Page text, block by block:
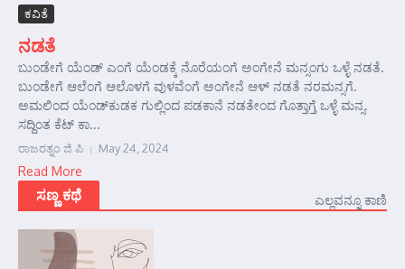
ಕವಿತೆ
ನಡತೆ
ಬುಂಡೇಗೆ ಯೆಂಡ್ ಎಂಗೆ ಯೆಂಡಕ್ಕೆ ನೊರೆಯಂಗೆ ಅಂಗೇನೆ ಮನ್ಸಂಗು ಒಳ್ಳೆ ನಡತೆ.
ಬುಂಡೇಗೆ ಆಲೆಂಗೆ ಆಲೊಳಗೆ ವುಳವೆಂಗೆ ಅಂಗೇನೆ ಆಳ್ ನಡತೆ ನರಮನ್ಸಗೆ.
ಅಮಲಿಂದ ಯೆಂಡ್‌ಕುಡಕ ಗುಲ್ಲಿಂದ ಪಡಕಾನೆ ನಡತೇಂದ ಗೊತ್ತಾಗ್ತೆ ಒಳ್ಳೆ ಮನ್ಸ.
ಸದ್ದಿಂತ ಕೆಟ್ ಕಾ...
ರಾಜರತ್ನಂ ಜಿ ಪಿ May 24, 2024
Read More
ಸಣ್ಣ ಕಥೆ ಎಲ್ಲವನ್ನೂ ಕಾಣಿ